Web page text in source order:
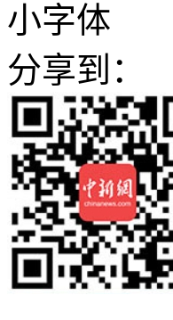
小字体
分享到：